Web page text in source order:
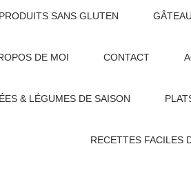
SANS GLUTEN
DE MOI CONTACT
& LÉGUMES DE SAISON
RECETTES FACILES